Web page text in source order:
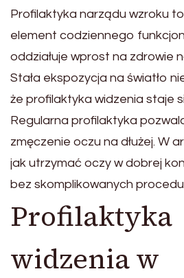
Profilaktyka narządu wzroku
element codziennego
oddziałuje wprost na zdrowie
Stała ekspozycja na światło
że profilaktyka widzenia staje
Regularna profilaktyka
zmęczenie oczu na dłużej. W
jak utrzymać oczy w dobrej
bez skomplikowanych
Profilaktyka
widzenia w